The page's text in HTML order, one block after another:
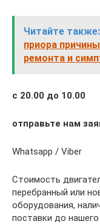
Читайте также:
приора
ремонта и
с 20.00 до 10.00
отправьте нам
Whatsapp / Viber
Стоимость
перебранный или
оборудования,
поставки до